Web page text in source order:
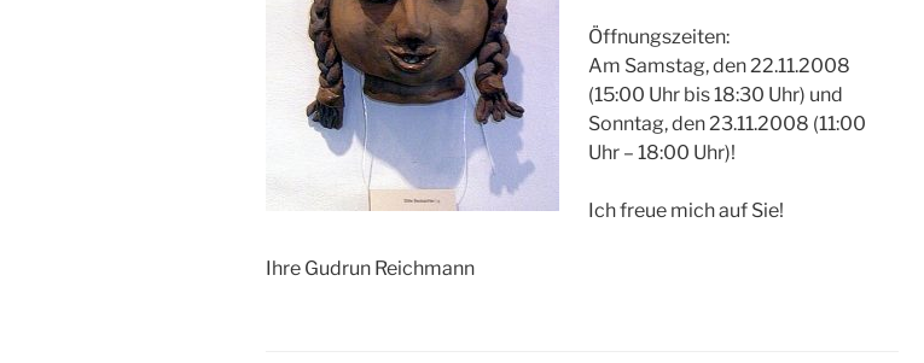
Öffnungszeiten:
Am Samstag, den 22.11.2008
(15:00 Uhr bis 18:30 Uhr) und
Sonntag, den 23.11.2008 (11:00
Uhr – 18:00 Uhr)!
Ich freue mich auf Sie!
Ihre Gudrun Reichmann